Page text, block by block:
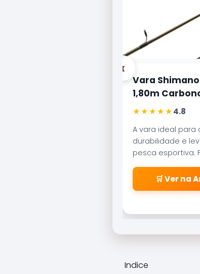
‹
Vara
1,80m
★★★★★4.8
A vara ideal para
durabilidade e
pesca esportiva.
carbono
sensibilidade
fisgadas precisas.
🛒 Ver na
Indice